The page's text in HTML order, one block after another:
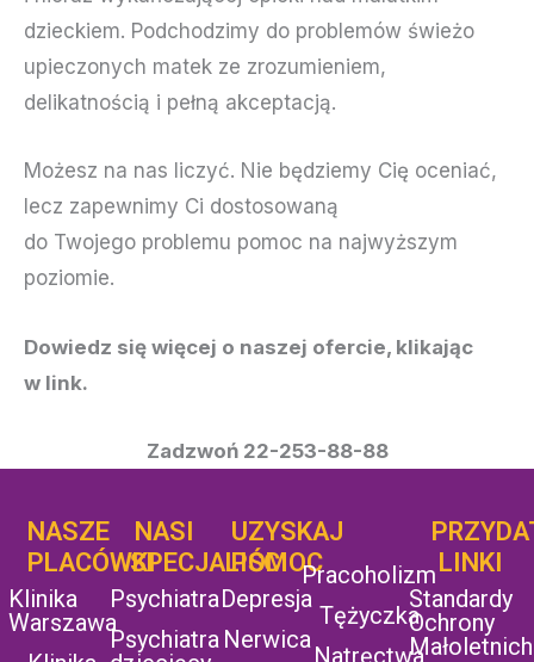
dzieckiem. Podchodzimy do problemów świeżo
upieczonych matek ze zrozumieniem,
delikatnością i pełną akceptacją.
Możesz na nas liczyć. Nie będziemy Cię oceniać,
lecz zapewnimy Ci dostosowaną
do Twojego problemu pomoc na najwyższym
poziomie.
Dowiedz się więcej o naszej ofercie, klikając
w link.
Zadzwoń 22-253-88-88
NASZE
PLACÓWKI
Klinika
Warszawa
NASI
SPECJALIŚCI
Psychiatra
Psychiatra
UZYSKAJ
POMOC
Depresja
Nerwica
UZYSKAJ
POMOC
Pracoholizm
Tężyczka
Natręctwa
LINKI
Standardy
Ochrony
Małoletnich